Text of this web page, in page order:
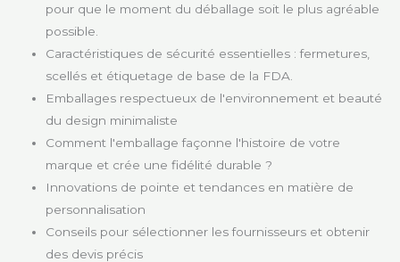
pour que le moment du déballage soit le plus agréable
possible.
Caractéristiques de sécurité essentielles : fermetures,
scellés et étiquetage de base de la FDA.
Emballages respectueux de l'environnement et beauté
du design minimaliste
Comment l'emballage façonne l'histoire de votre
marque et crée une fidélité durable ?
Innovations de pointe et tendances en matière de
personnalisation
Conseils pour sélectionner les fournisseurs et obtenir
des devis précis